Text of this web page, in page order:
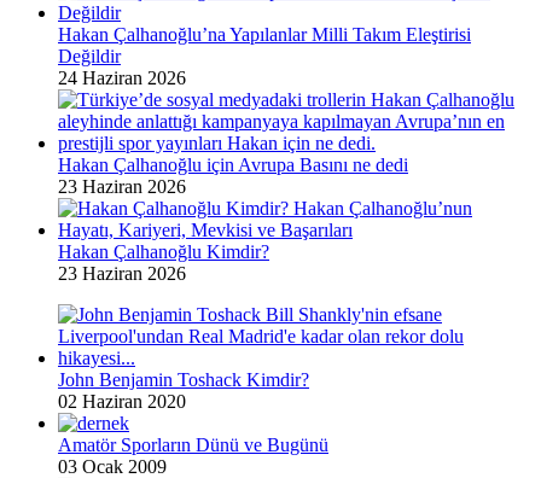
Hakan Çalhanoğlu’na Yapılanlar Milli Takım Eleştirisi
Değildir
24 Haziran 2026
Hakan Çalhanoğlu için Avrupa Basını ne dedi
23 Haziran 2026
Hakan Çalhanoğlu Kimdir?
23 Haziran 2026
John Benjamin Toshack Kimdir?
02 Haziran 2020
Amatör Sporların Dünü ve Bugünü
03 Ocak 2009